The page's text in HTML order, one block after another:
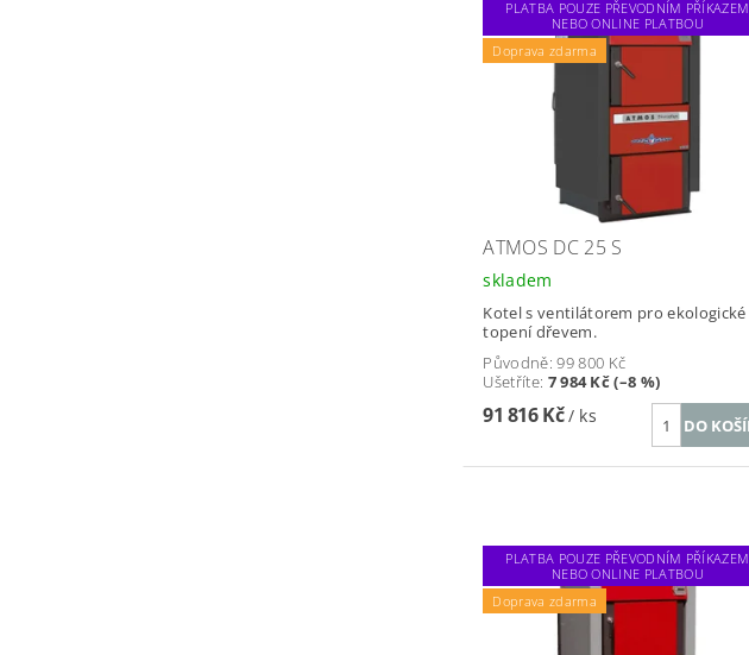
PLATBA POUZE PŘEVODNÍM PŘÍKAZEM
NEBO ONLINE PLATBOU
Doprava zdarma
ATMOS DC 25 S
skladem
Kotel s ventilátorem pro ekologické
topení dřevem.
Původně:99 800 Kč
Ušetříte: 7 984 Kč (–8 %)
91 816 Kč/ ks
PLATBA POUZE PŘEVODNÍM PŘÍKAZEM
NEBO ONLINE PLATBOU
Doprava zdarma